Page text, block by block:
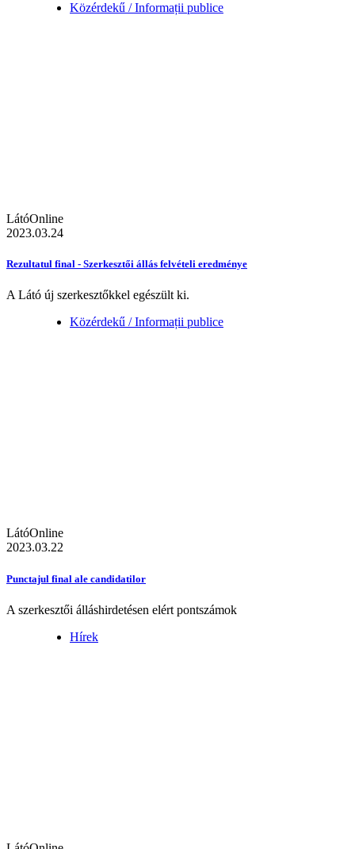
Közérdekű / Informații publice
LátóOnline
2023.03.24
Rezultatul final - Szerkesztői állás felvételi eredménye
A Látó új szerkesztőkkel egészült ki.
Közérdekű / Informații publice
LátóOnline
2023.03.22
Punctajul final ale candidatilor
A szerkesztői álláshirdetésen elért pontszámok
Hírek